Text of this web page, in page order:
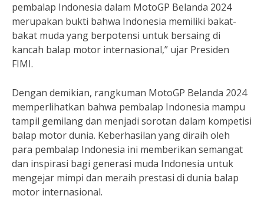
pembalap Indonesia dalam MotoGP Belanda 2024
merupakan bukti bahwa Indonesia memiliki bakat-
bakat muda yang berpotensi untuk bersaing di
kancah balap motor internasional,” ujar Presiden
FIMI.
Dengan demikian, rangkuman MotoGP Belanda 2024
memperlihatkan bahwa pembalap Indonesia mampu
tampil gemilang dan menjadi sorotan dalam kompetisi
balap motor dunia. Keberhasilan yang diraih oleh
para pembalap Indonesia ini memberikan semangat
dan inspirasi bagi generasi muda Indonesia untuk
mengejar mimpi dan meraih prestasi di dunia balap
motor internasional.